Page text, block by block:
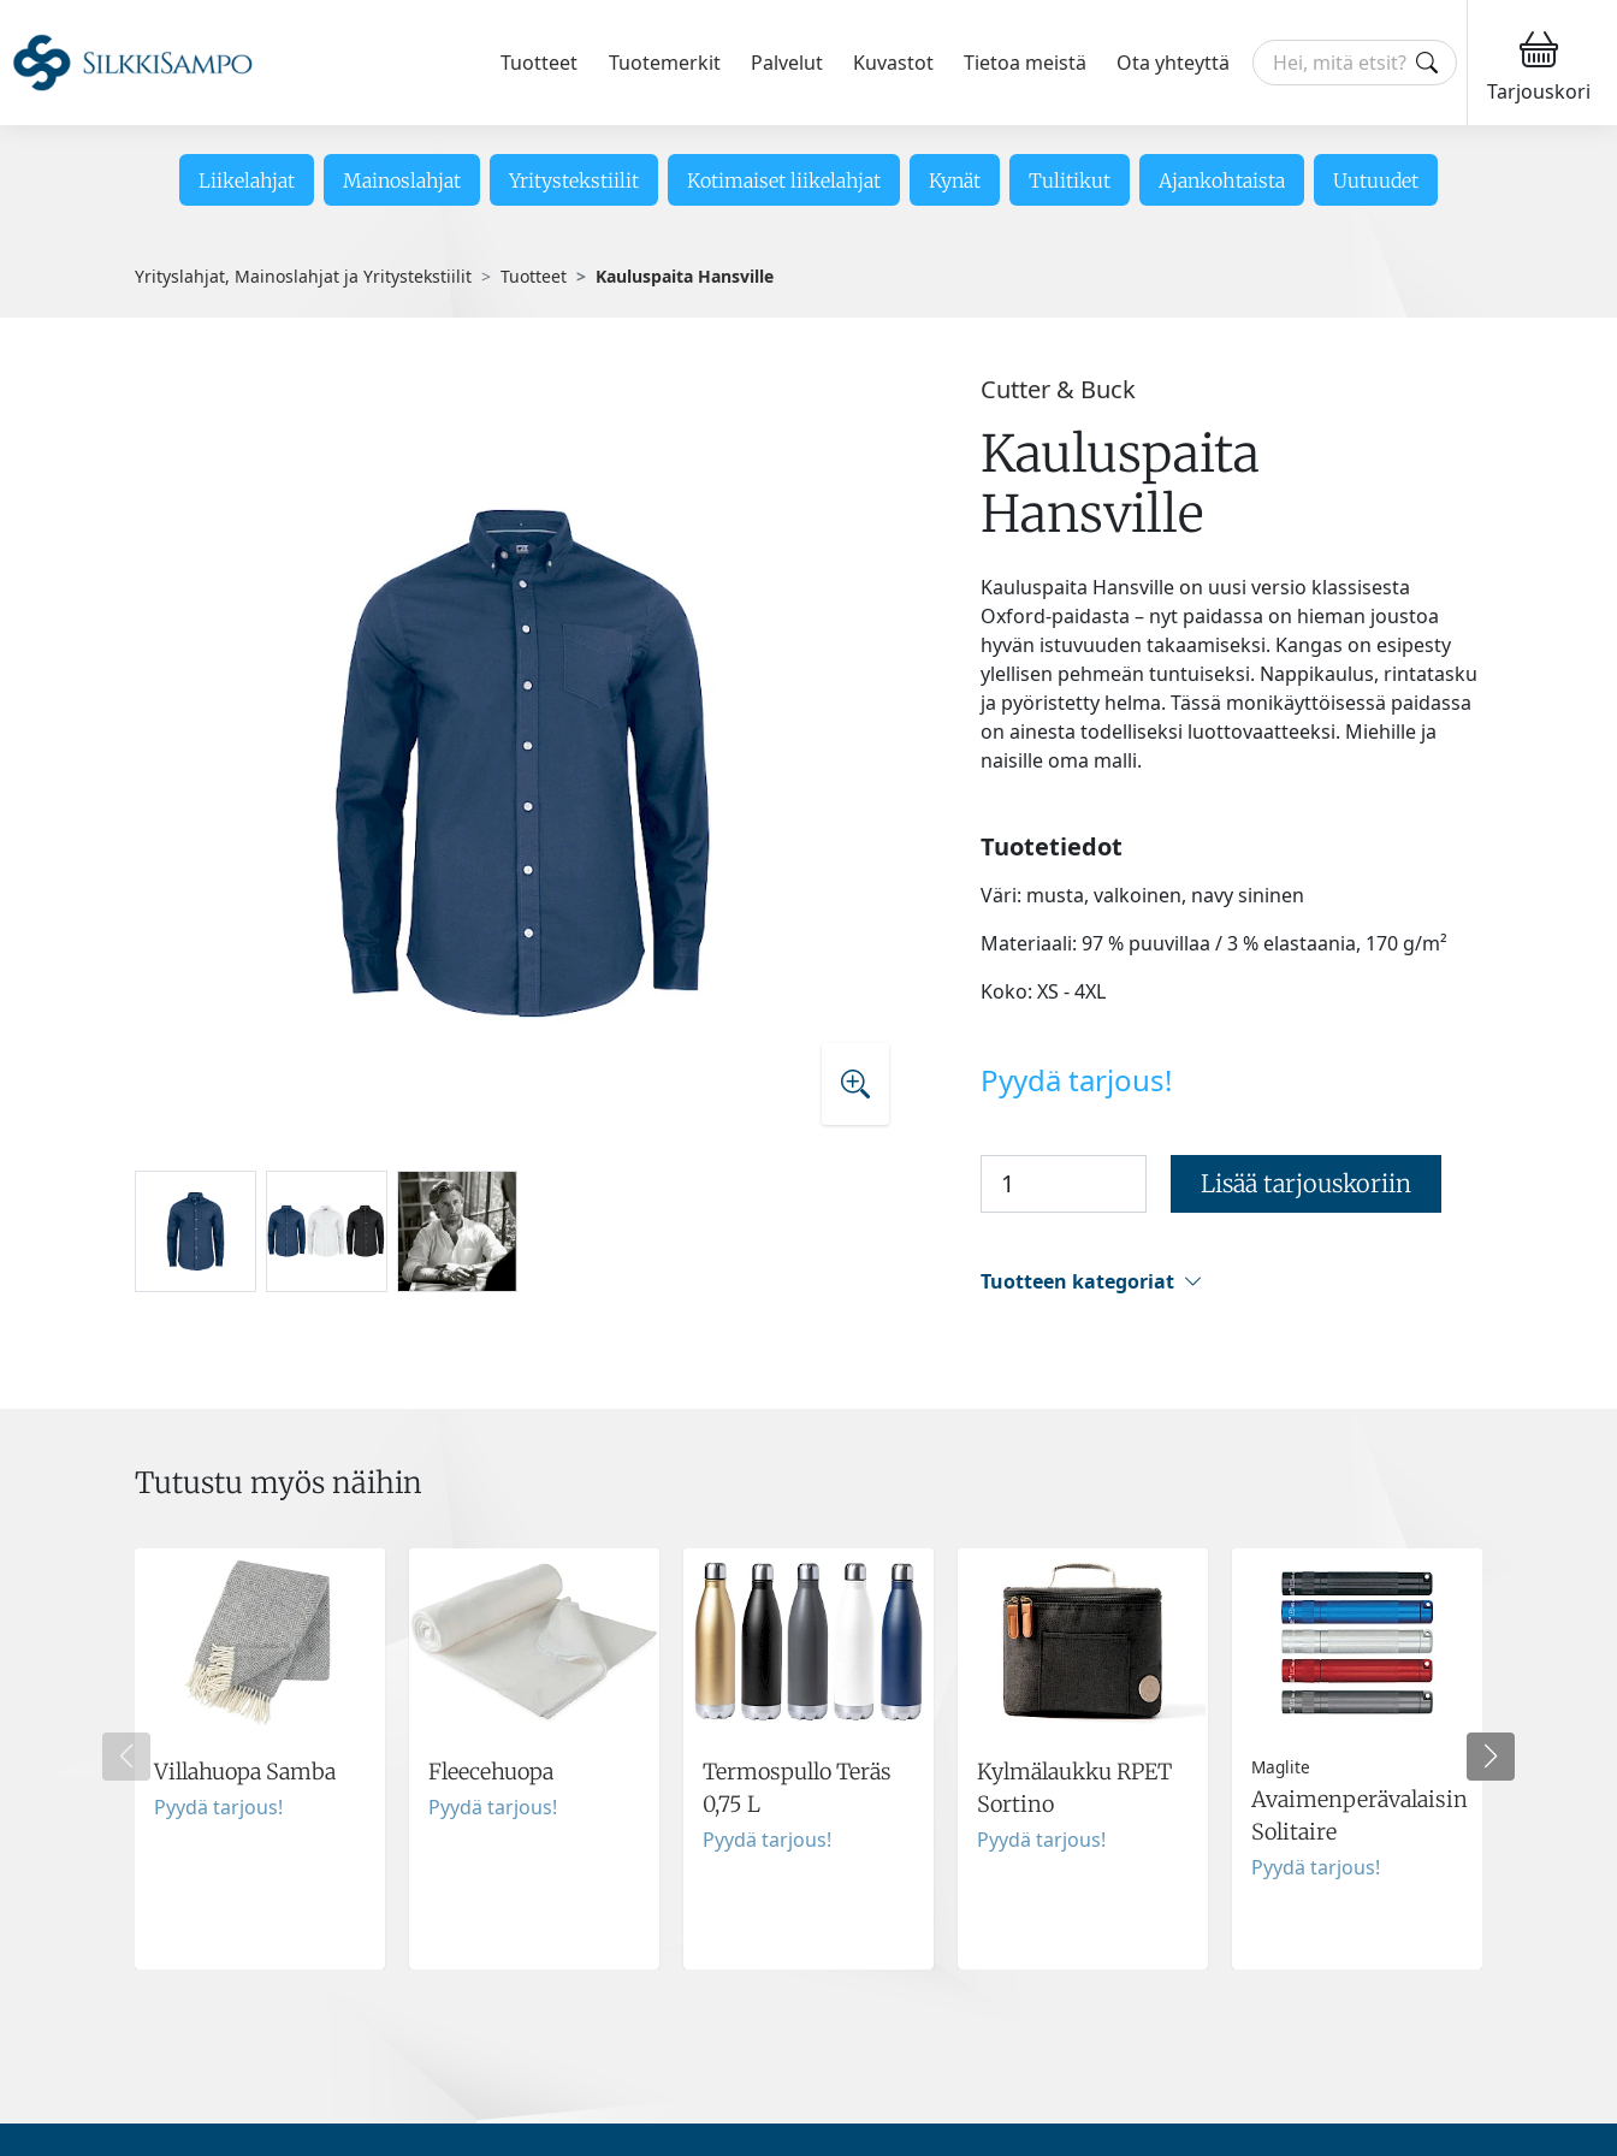
Tuotteet Tuotemerkit Palvelut Kuvastot Tietoa meistä
Ota yhteyttä
Tarjouskori
Liikelahjat Mainoslahjat Yritystekstiilit Kotimaiset liikelahjat Kynät Tulitikut Ajankohtaista Uutuudet
Yrityslahjat, Mainoslahjat ja Yritystekstiilit Tuotteet Kauluspaita Hansville
Cutter & Buck
Kauluspaita
Hansville
Kauluspaita Hansville on uusi versio klassisesta
Oxford-paidasta – nyt paidassa on hieman joustoa
hyvän istuvuuden takaamiseksi. Kangas on esipesty
ylellisen pehmeän tuntuiseksi. Nappikaulus, rintatasku
ja pyöristetty helma. Tässä monikäyttöisessä paidassa
on ainesta todelliseksi luottovaatteeksi. Miehille ja
naisille oma malli.
Tuotetiedot
Väri: musta, valkoinen, navy sininen
Materiaali: 97 % puuvillaa / 3 % elastaania, 170 g/m²
Koko: XS - 4XL
Pyydä tarjous!
Lisää tarjouskoriin
Tuotteen kategoriat
Tutustu myös näihin
Villahuopa Samba
Pyydä tarjous!
Fleecehuopa
Pyydä tarjous!
Termospullo Teräs
0,75 L
Pyydä tarjous!
Kylmälaukku RPET
Sortino
Pyydä tarjous!
Maglite
Avaimenperävalaisin
Solitaire
Pyydä tarjous!